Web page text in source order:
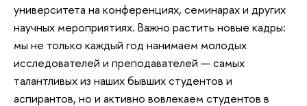
университета на конференциях, семинарах и других
научных мероприятиях. Важно растить новые кадры:
мы не только каждый год нанимаем молодых
исследователей и преподавателей — самых
талантливых из наших бывших студентов и
аспирантов, но и активно вовлекаем студентов в